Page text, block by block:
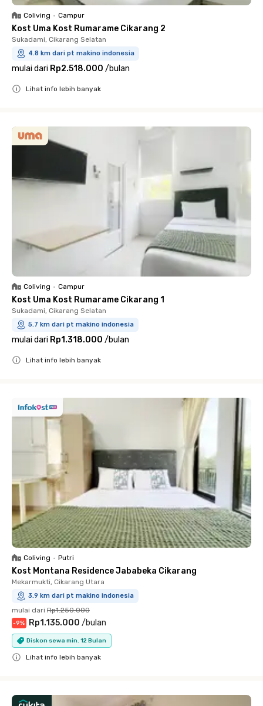
Coliving • Campur
Kost Uma Kost Rumarame Cikarang 2
Sukadami, Cikarang Selatan
4.8 km dari pt makino indonesia
mulai dari Rp2.518.000 /bulan
Lihat info lebih banyak
Coliving • Campur
Kost Uma Kost Rumarame Cikarang 1
Sukadami, Cikarang Selatan
5.7 km dari pt makino indonesia
mulai dari Rp1.318.000 /bulan
Lihat info lebih banyak
Coliving • Putri
Kost Montana Residence Jababeka Cikarang
Mekarmukti, Cikarang Utara
3.9 km dari pt makino indonesia
mulai dari Rp1.250.000
-9% Rp1.135.000 /bulan
Diskon sewa min. 12 Bulan
Lihat info lebih banyak